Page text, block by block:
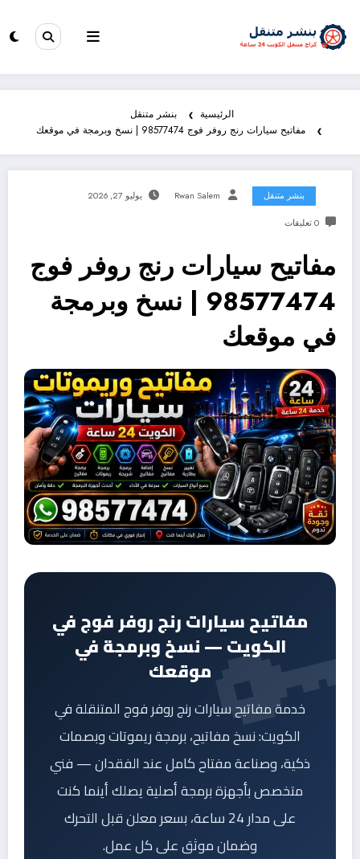
الرئيسية
بنشر متنقل
مفاتيح سيارات رنج روفر فوج 98577474 | نسخ وبرمجة في موقعك
بنشر متنقل Rwan Salem يوليو 27, 2026
0 تعليقات
مفاتيح سيارات رنج روفر فوج
98577474 | نسخ وبرمجة
في موقعك
مفاتيح سيارات رنج روفر فوج في
الكويت — نسخ وبرمجة في
موقعك
خدمة مفاتيح سيارات رنج روفر فوج المتنقلة في
الكويت: نسخ مفاتيح، برمجة ريموتات وبصمات
ذكية، وصناعة مفتاح كامل عند الفقدان — فني
متخصص بأجهزة برمجة أصلية يصلك أينما كنت
على مدار 24 ساعة، بسعر معلن قبل التحرك
وضمان موثق على كل عمل.